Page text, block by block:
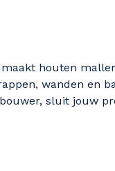
houten
wanden en
sluit jouw